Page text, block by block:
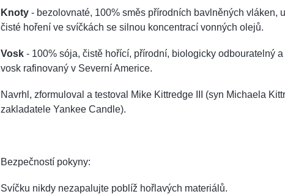
Knoty - bezolovnaté, 100% směs přírodních bavlněných vláken,
čisté hoření ve svíčkách se silnou koncentrací vonných olejů.
Vosk - 100% sója, čistě hořící, přírodní, biologicky odbouratelný
vosk rafinovaný v Severní Americe.
Navrhl, zformuloval a testoval Mike Kittredge III (syn Michaela
zakladatele Yankee Candle).
Bezpečností pokyny:
Svíčku nikdy nezapalujte poblíž hořlavých materiálů.